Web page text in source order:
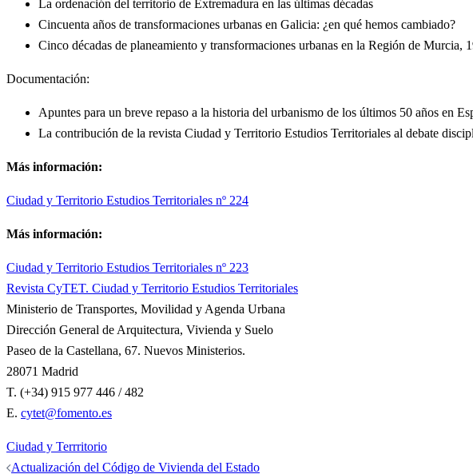
La ordenación del territorio de Extremadura en las últimas décadas
Cincuenta años de transformaciones urbanas en Galicia: ¿en qué hemos cambiado?
Cinco décadas de planeamiento y transformaciones urbanas en la Región de Murcia,
Documentación:
Apuntes para un breve repaso a la historia del urbanismo de los últimos 50 años en
La contribución de la revista Ciudad y Territorio Estudios Territoriales al debate
Más información:
Ciudad y Territorio Estudios Territoriales nº 224
Más información:
Ciudad y Territorio Estudios Territoriales nº 223
Revista CyTET. Ciudad y Territorio Estudios Territoriales
Ministerio de Transportes, Movilidad y Agenda Urbana
Dirección General de Arquitectura, Vivienda y Suelo
Paseo de la Castellana, 67. Nuevos Ministerios.
28071 Madrid
T. (+34) 915 977 446 / 482
E. cytet@fomento.es
Ciudad y Terrritorio
Navegación
Actualización del Código de Vivienda del Estado